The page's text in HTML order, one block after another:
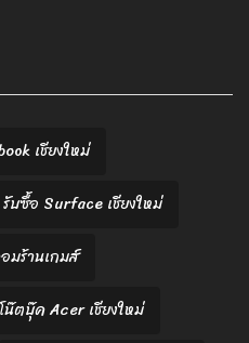
เชียงใหม่
รับซื้อ Surface เชียงใหม่
มร้านเกมส์
น๊ตบุ๊ค Acer เชียงใหม่